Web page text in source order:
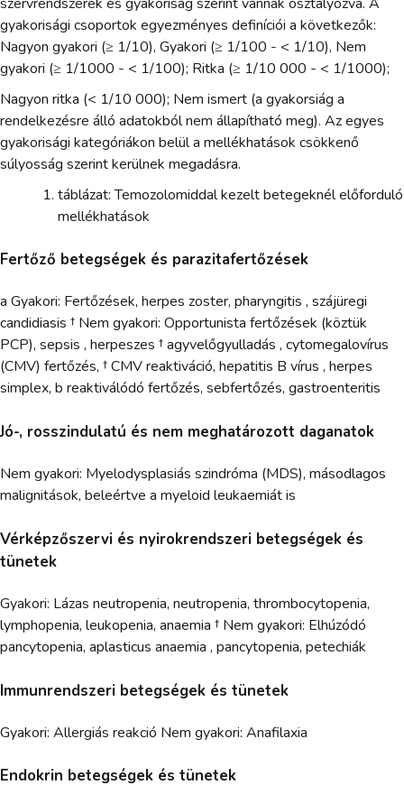
gyakorisági csoportok egyezményes definíciói a következők:
Nagyon gyakori (≥ 1/10), Gyakori (≥ 1/100 - < 1/10), Nem
gyakori (≥ 1/1000 - < 1/100); Ritka (≥ 1/10 000 - < 1/1000);
Nagyon ritka (< 1/10 000); Nem ismert (a gyakorsiág a
rendelkezésre álló adatokból nem állapítható meg). Az egyes
gyakorisági kategóriákon belül a mellékhatások csökkenő
súlyosság szerint kerülnek megadásra.
táblázat: Temozolomiddal kezelt betegeknél előforduló
mellékhatások
Fertőző betegségek és parazitafertőzések
a Gyakori: Fertőzések, herpes zoster, pharyngitis , szájüregi
candidiasis † Nem gyakori: Opportunista fertőzések (köztük
PCP), sepsis , herpeszes † agyvelőgyulladás , cytomegalovírus
(CMV) fertőzés, † CMV reaktiváció, hepatitis B vírus , herpes
simplex, b reaktiválódó fertőzés, sebfertőzés, gastroenteritis
Jó-, rosszindulatú és nem meghatározott daganatok
Nem gyakori: Myelodysplasiás szindróma (MDS), másodlagos
malignitások, beleértve a myeloid leukaemiát is
Vérképzőszervi és nyirokrendszeri betegségek és
tünetek
Gyakori: Lázas neutropenia, neutropenia, thrombocytopenia,
lymphopenia, leukopenia, anaemia † Nem gyakori: Elhúzódó
pancytopenia, aplasticus anaemia , pancytopenia, petechiák
Immunrendszeri betegségek és tünetek
Gyakori: Allergiás reakció Nem gyakori: Anafilaxia
Endokrin betegségek és tünetek